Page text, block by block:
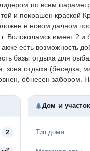
по всем
и покрашен краской
в новом дачном
Волоколамск имеет 2
есть возможность
базы отдыха для
зона отдыха (беседка,
обнесен забором.
2
2
Дом и участок
Тип дома